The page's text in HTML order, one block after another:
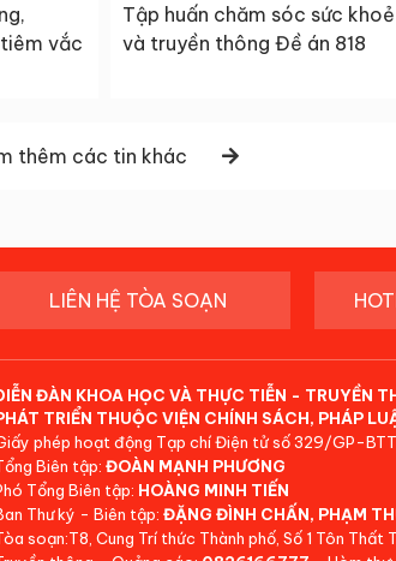
vắc
Tập huấn chăm sóc sức
và truyền thông Đề án 818
thêm các tin khác
LIÊN HỆ TÒA SOẠN
ĐÀN KHOA HỌC VÀ THỰC TIỄN - TRUYỀN
TRIỂN THUỘC VIỆN CHÍNH SÁCH, PHÁP
phép hoạt động Tạp chí Điện tử số 329/GP-
Biên tập: ĐOÀN MẠNH PHƯƠNG
Tổng Biên tập: HOÀNG MINH TIẾN
Thư ký - Biên tập: ĐẶNG ĐÌNH CHẤN, PHẠM
soạn:T8, Cung Trí thức Thành phố, Số 1 Tôn Thất